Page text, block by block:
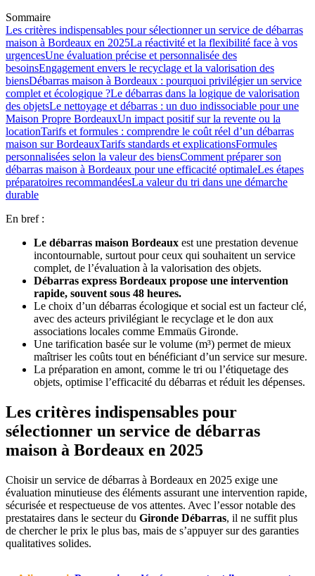
Sommaire
Les critères indispensables pour sélectionner un service de débarras
maison à Bordeaux en 2025La réactivité et la flexibilité face à vos
urgencesUne évaluation précise et personnalisée des
besoinsEngagement envers le recyclage et la valorisation des
biensDébarras maison à Bordeaux : pourquoi privilégier un service
complet et écologique ?Le débarras dans la logique de valorisation
des objetsLe nettoyage et débarras : un duo indissociable pour une
Maison Propre BordeauxUn impact positif sur la revente ou la
locationTarifs et formules : comprendre le coût réel d’un débarras
maison sur BordeauxTarifs standards et explicationsFormules
personnalisées selon la valeur des biensComment préparer son
débarras maison à Bordeaux pour une efficacité optimaleLes étapes
préparatoires recommandéesLa valeur du tri dans une démarche
durable
En bref :
Le débarras maison Bordeaux est une prestation devenue
incontournable, surtout pour ceux qui souhaitent un service
complet, de l’évaluation à la valorisation des objets.
Débarras express Bordeaux propose une intervention
rapide, souvent sous 48 heures.
Le choix d’un débarras écologique et social est un facteur clé,
avec des acteurs privilégiant le recyclage et le don aux
associations locales comme Emmaüs Gironde.
Une tarification basée sur le volume (m³) permet de mieux
maîtriser les coûts tout en bénéficiant d’un service sur mesure.
La préparation en amont, comme le tri ou l’étiquetage des
objets, optimise l’efficacité du débarras et réduit les dépenses.
Les critères indispensables pour
sélectionner un service de débarras
maison à Bordeaux en 2025
Choisir un service de débarras à Bordeaux en 2025 exige une
évaluation minutieuse des éléments assurant une intervention rapide,
sécurisée et respectueuse de vos attentes. Avec l’essor notable des
prestataires dans le secteur du Gironde Débarras, il ne suffit plus
de chercher le prix le plus bas, mais de s’appuyer sur des garanties
qualitatives solides.